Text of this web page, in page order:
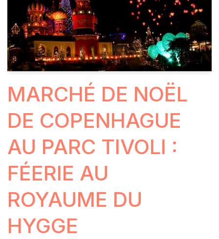
MARCHÉ DE NOËL
DE COPENHAGUE
AU PARC TIVOLI :
FÉERIE AU
ROYAUME DU
HYGGE